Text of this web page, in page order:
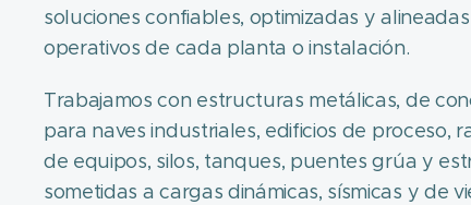
soluciones confiables, optimizadas y
operativos de cada planta o instalación.
Trabajamos con estructuras metálicas, de
para naves industriales, edificios de proceso,
de equipos, silos, tanques, puentes grúa y
sometidas a cargas dinámicas, sísmicas y de